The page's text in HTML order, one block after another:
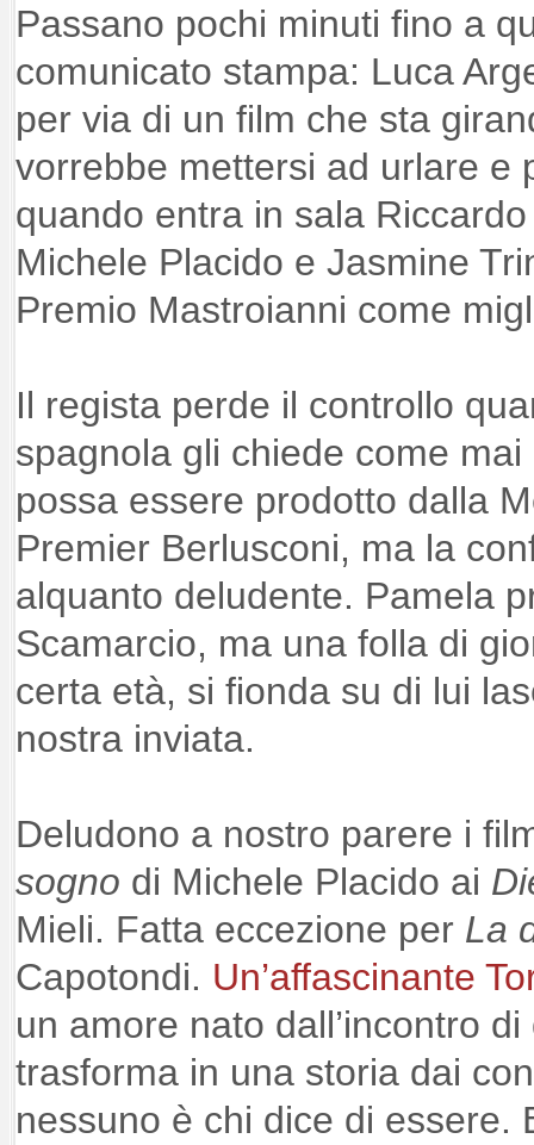
Passano pochi minuti fino a
comunicato stampa: Luca
per via di un film che sta
vorrebbe mettersi ad urlare e
quando entra in sala
Michele Placido e Jasmine
Premio Mastroianni come
Il regista perde il controllo
spagnola gli chiede come mai
possa essere prodotto dalla
Premier Berlusconi, ma la
alquanto deludente. Pamela
Scamarcio, ma una folla di
certa età, si fionda su di lui
nostra inviata.
Deludono a nostro parere i
sogno di Michele Placido ai
Mieli. Fatta eccezione per La
Capotondi. Un’affascinante
un amore nato dall’incontro
trasforma in una storia dai
nessuno è chi dice di essere.